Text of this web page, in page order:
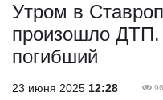
Утром в
произошло
погибший
23 июня 2025 12:28